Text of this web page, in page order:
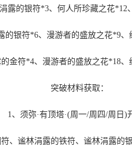
露的银符*3、何人所珍藏之花*12
的银符*6、漫游者的盛放之花*9
金符*4、漫游者的盛放之花*18
突破材料获取：
1、须弥·有顶塔·(周一/周四/周日)
、谧林涓露的铁符、谧林涓露的